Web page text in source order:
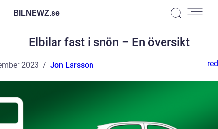
BILNEWZ.se
Elbilar fast i snön – En översikt
2023 Jon Larsson